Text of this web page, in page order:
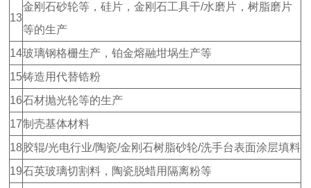
13
金刚石砂轮等，硅片，金刚石工具干/水磨片，树脂磨片
等的生产
14玻璃钢格栅生产，铂金熔融坩埚生产等
15铸造用代替锆粉
16石材抛光轮等的生产
17制壳基体材料
18胶辊/光电行业/陶瓷/金刚石树脂砂轮/洗手台表面涂层填料
19石英玻璃切割料，陶瓷脱蜡用隔离粉等